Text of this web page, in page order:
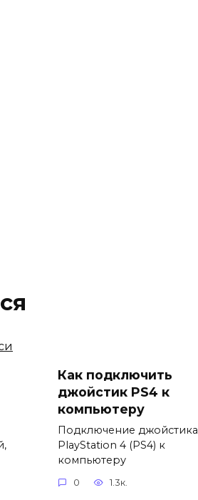
Как подключить
джойстик PS4 к
компьютеру
Подключение джойстика
PlayStation 4 (PS4) к
компьютеру
0 1.3к.